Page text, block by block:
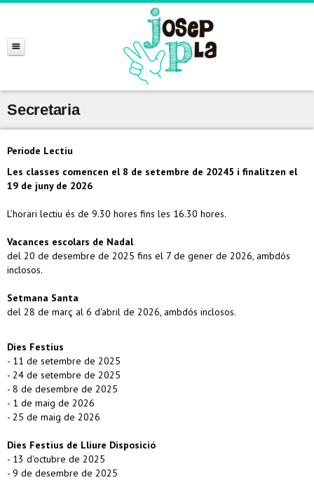
Secretaria
Període Lectiu
Les classes comencen el 8 de setembre de 20245 i finalitzen el
19 de juny de 2026
L’horari lectiu és de 9.30 hores fins les 16.30 hores.
Vacances escolars de Nadal
del 20 de desembre de 2025 fins el 7 de gener de 2026, ambdós
inclosos.
Setmana Santa
del 28 de març al 6 d'abril de 2026, ambdós inclosos.
Dies Festius
- 11 de setembre de 2025
- 24 de setembre de 2025
- 8 de desembre de 2025
- 1 de maig de 2026
- 25 de maig de 2026
Dies Festius de Lliure Disposició
- 13 d'octubre de 2025
- 9 de desembre de 2025